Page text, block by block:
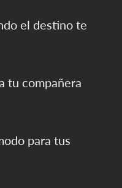
el destino te
tu compañera
para tus